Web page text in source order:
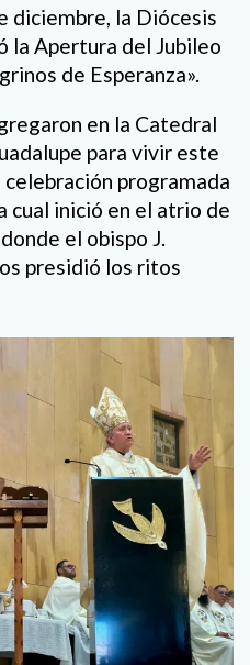
diciembre, la Diócesis
la Apertura del Jubileo
de Esperanza».
en la Catedral
para vivir este
programada
cual inició en el atrio de
el obispo J.
presidió los ritos